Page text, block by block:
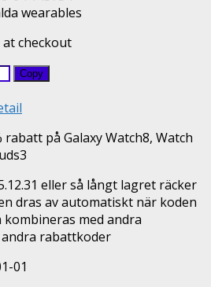
wearables
at checkout
Copy
på Galaxy Watch8, Watch
eller så långt lagret räcker
dras av automatiskt när koden
kombineras med andra
rabattkoder
01